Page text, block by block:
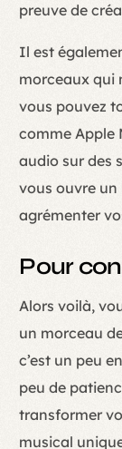
preuve de
Il est
morceaux qui
vous pouvez
comme Apple
audio sur des
vous ouvre un
agrémenter
Pour
Alors voilà,
un morceau
c’est un peu
peu de
transformer
musical